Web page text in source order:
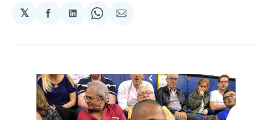
𝕏
Partager
Facebook
Partager
LinkedIn
Share
WhatsApp
Partager
Courriel